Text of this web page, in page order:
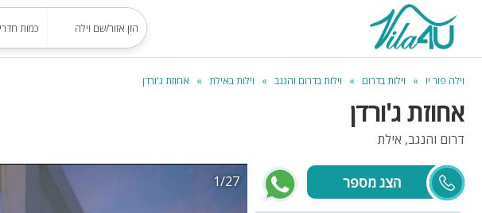
וילה פור יו וילות בדרום וילות בדרום והנגב וילות באילת אחוזת ג'ורדן
אחוזת ג'ורדן
דרום והנגב, אילת
צוריאל 1/27